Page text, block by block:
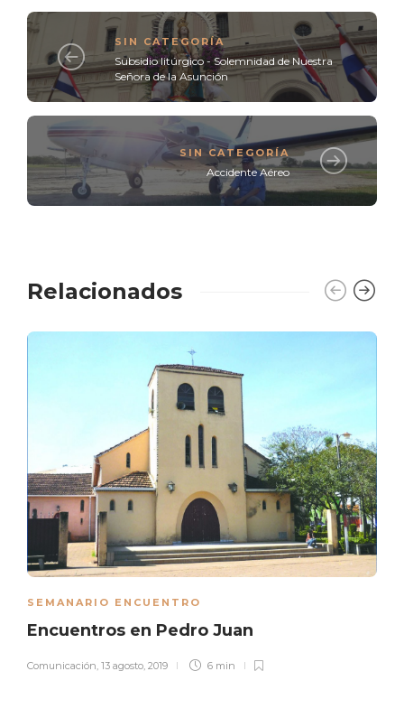
SIN CATEGORÍA
Subsidio litúrgico - Solemnidad de Nuestra
Señora de la Asunción
SIN CATEGORÍA
Accidente Aéreo
Relacionados
SEMANARIO ENCUENTRO
Encuentros en Pedro Juan
Comunicación, 13 agosto, 2019 6 min